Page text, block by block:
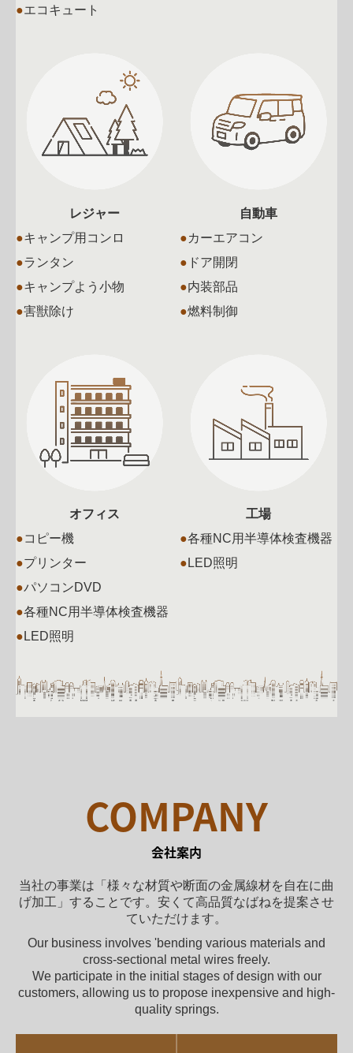
●エコキュート
レジャー
●キャンプ用コンロ
●ランタン
●キャンプよう小物
●害獣除け
自動車
●カーエアコン
● ドア開閉
●内装部品
●燃料制御
オフィス
●コピー機
●プリンター
●パソコンDVD
●各種NC用半導体検査機器
● LED照明
工場
●各種NC用半導体検査機器
● LED照明
COMPANY
会社案内
当社の事業は「様々な材質や断面の金属線材を自在に曲
げ加工」することです。安くて高品質なばねを提案させ
ていただけます。
Our business involves 'bending various materials and
cross-sectional metal wires freely.
We participate in the initial stages of design with our
customers, allowing us to propose inexpensive and high-
quality springs.